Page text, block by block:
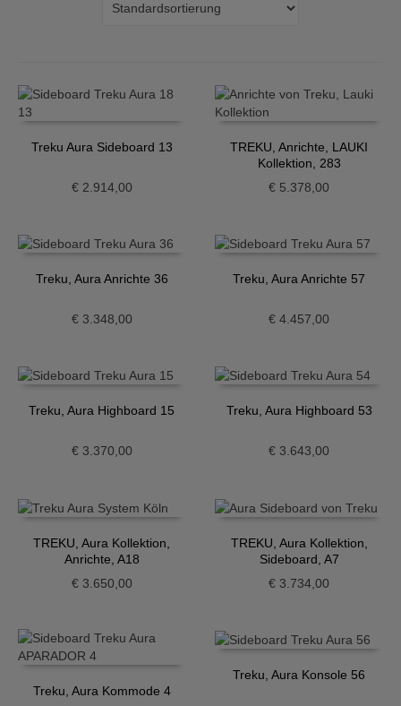
Treku Aura Sideboard 13
€2.914,00
TREKU, Anrichte, LAUKI
Kollektion, 283
€ 5.378,00
Treku, Aura Anrichte 36
€3.348,00
Treku, Aura Anrichte 57
€ 4.457,00
Treku, Aura Highboard 15
€3.370,00
Treku, Aura Highboard 53
€ 3.643,00
TREKU, Aura Kollektion,
Anrichte, A18
€3.650,00
TREKU, Aura Kollektion,
Sideboard, A7
€ 3.734,00
Treku, Aura Kommode 4
Treku, Aura Konsole 56